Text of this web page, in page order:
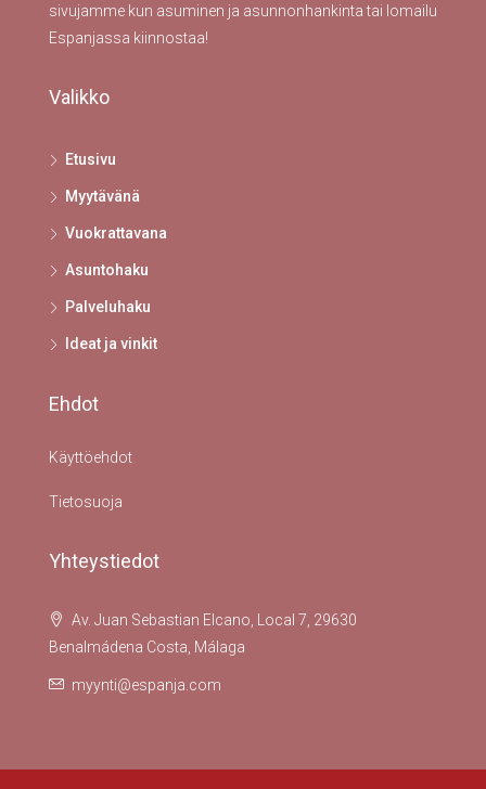
sivujamme kun asuminen ja asunnonhankinta tai lomailu
Espanjassa kiinnostaa!
Valikko
Etusivu
Myytävänä
Vuokrattavana
Asuntohaku
Palveluhaku
Ideat ja vinkit
Ehdot
Käyttöehdot
Tietosuoja
Yhteystiedot
Av. Juan Sebastian Elcano, Local 7, 29630
Benalmádena Costa, Málaga
myynti@espanja.com